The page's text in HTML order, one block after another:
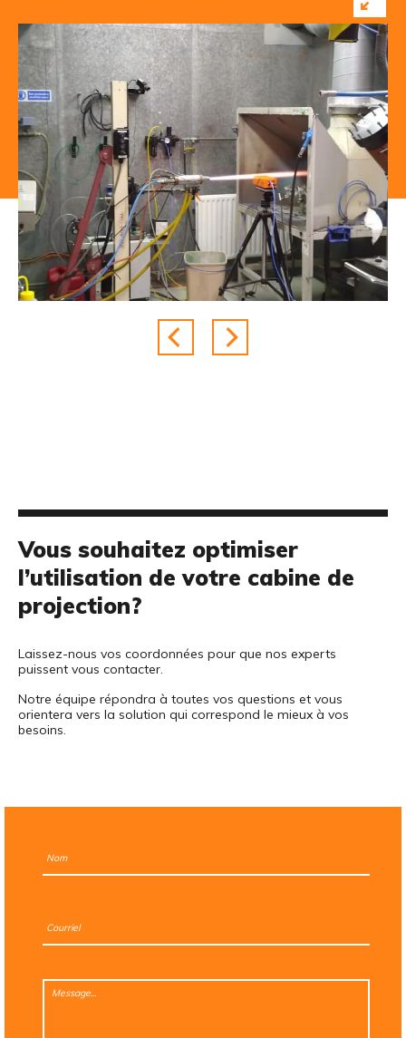
Vous souhaitez optimiser
l’utilisation de votre cabine de
projection?
Laissez-nous vos coordonnées pour que nos experts
puissent vous contacter.
Notre équipe répondra à toutes vos questions et vous
orientera vers la solution qui correspond le mieux à vos
besoins.